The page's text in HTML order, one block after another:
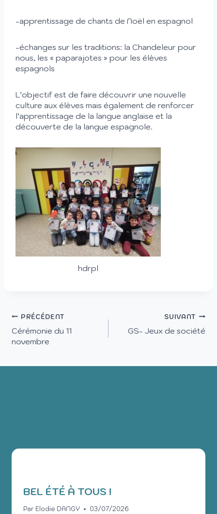
-apprentissage de chants de Noël en espagnol
-échanges sur les traditions: la Chandeleur pour
nous, les « paparajotes » pour les élèves
espagnols
L’objectif est de faire découvrir une nouvelle
culture aux élèves mais également de renforcer
l’apprentissage de la langue anglaise et la
découverte de la langue espagnole.
hdrpl
PRÉCÉDENT
Cérémonie du 11
novembre
SUIVANT
GS- Jeux de société
BEL ÉTÉ À TOUS !
Par Elodie DANGY 03/07/2026